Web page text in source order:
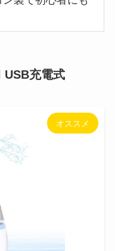
USB充電式
オススメ